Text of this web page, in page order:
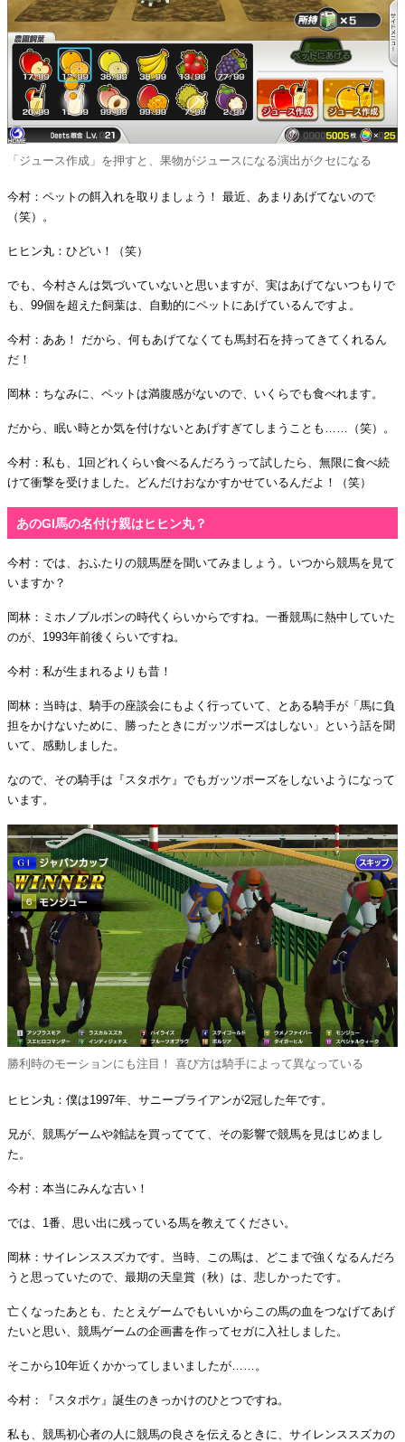
「ジュース作成」を押すと、果物がジュースになる演出がクセになる
今村：ペットの餌入れを取りましょう！ 最近、あまりあげてないので
（笑）。
ヒヒン丸：ひどい！（笑）
でも、今村さんは気づいていないと思いますが、実はあげてないつもりで
も、99個を超えた飼葉は、自動的にペットにあげているんですよ。
今村：ああ！ だから、何もあげてなくても馬封石を持ってきてくれるん
だ！
岡林：ちなみに、ペットは満腹感がないので、いくらでも食べれます。
だから、眠い時とか気を付けないとあげすぎてしまうことも……（笑）。
今村：私も、1回どれくらい食べるんだろうって試したら、無限に食べ続
けて衝撃を受けました。どんだけおなかすかせているんだよ！（笑）
あのGI馬の名付け親はヒヒン丸？
今村：では、おふたりの競馬歴を聞いてみましょう。いつから競馬を見て
いますか？
岡林：ミホノブルボンの時代くらいからですね。一番競馬に熱中していた
のが、1993年前後くらいですね。
今村：私が生まれるよりも昔！
岡林：当時は、騎手の座談会にもよく行っていて、とある騎手が「馬に負
担をかけないために、勝ったときにガッツポーズはしない」という話を聞
いて、感動しました。
なので、その騎手は『スタポケ』でもガッツポーズをしないようになって
います。
勝利時のモーションにも注目！ 喜び方は騎手によって異なっている
ヒヒン丸：僕は1997年、サニーブライアンが2冠した年です。
兄が、競馬ゲームや雑誌を買っててて、その影響で競馬を見はじめまし
た。
今村：本当にみんな古い！
では、1番、思い出に残っている馬を教えてください。
岡林：サイレンススズカです。当時、この馬は、どこまで強くなるんだろ
うと思っていたので、最期の天皇賞（秋）は、悲しかったです。
亡くなったあとも、たとえゲームでもいいからこの馬の血をつなげてあげ
たいと思い、競馬ゲームの企画書を作ってセガに入社しました。
そこから10年近くかかってしまいましたが……。
今村：『スタポケ』誕生のきっかけのひとつですね。
私も、競馬初心者の人に競馬の良さを伝えるときに、サイレンススズカの